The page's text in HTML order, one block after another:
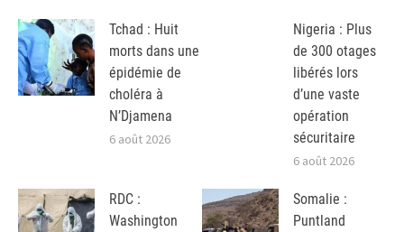
Tchad : Huit
morts dans une
épidémie de
choléra à
N’Djamena
6 août 2026
Nigeria : Plus
de 300 otages
libérés lors
d’une vaste
opération
sécuritaire
6 août 2026
RDC :
Washington
Somalie :
Puntland